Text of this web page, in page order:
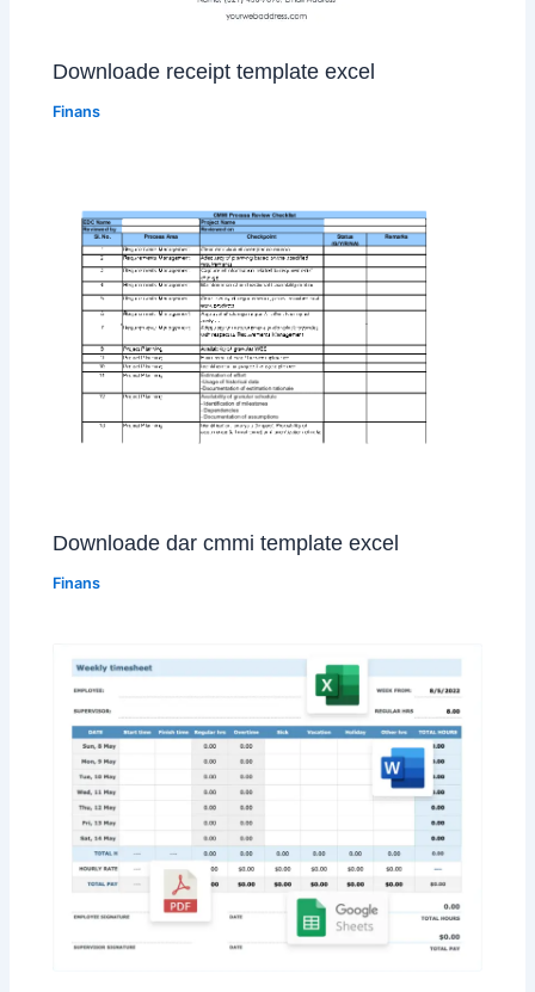
Downloade receipt template excel
Finans
Downloade dar cmmi template excel
Finans